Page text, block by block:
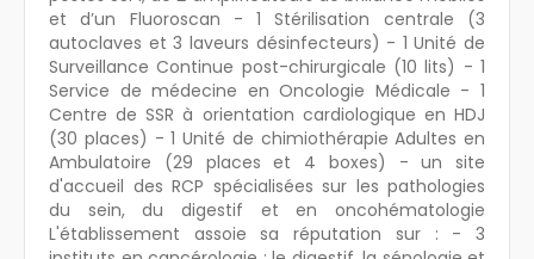
et d’un Fluoroscan - 1 Stérilisation centrale (3
autoclaves et 3 laveurs désinfecteurs) - 1 Unité de
Surveillance Continue post-chirurgicale (10 lits) - 1
Service de médecine en Oncologie Médicale - 1
Centre de SSR à orientation cardiologique en HDJ
(30 places) - 1 Unité de chimiothérapie Adultes en
Ambulatoire (29 places et 4 boxes) - un site
d'accueil des RCP spécialisées sur les pathologies
du sein, du digestif et en oncohématologie
L'établissement assoie sa réputation sur : - 3